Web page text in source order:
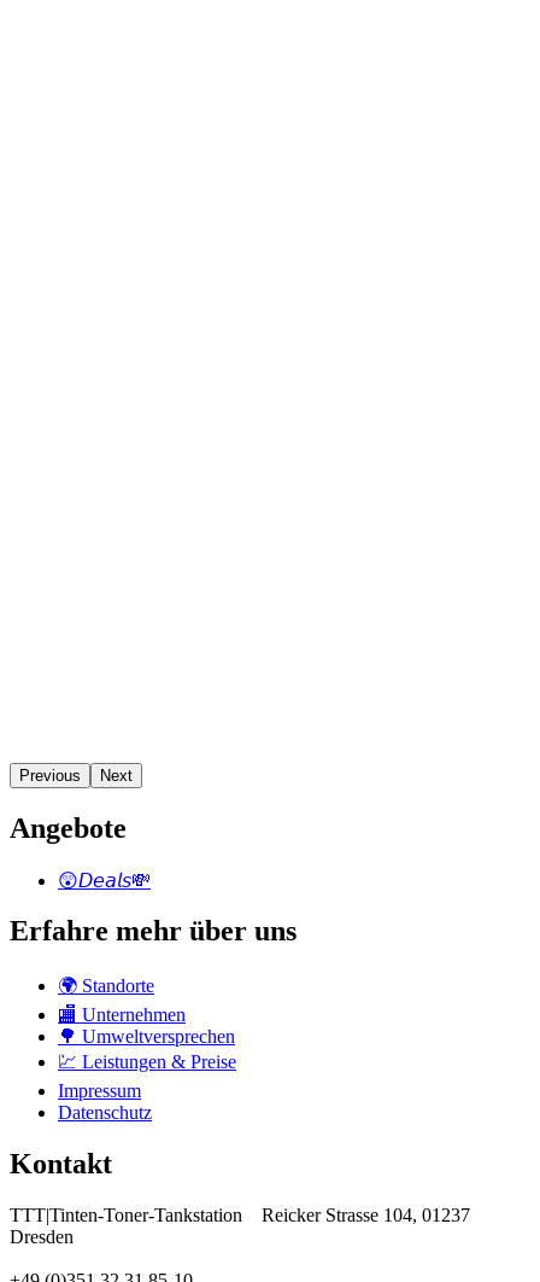
Previous Next
Angebote
😲𝘋𝘦𝘢𝘭𝘴💸
Erfahre mehr über uns
🌍 Standorte
🏬 Unternehmen
🌳 Umweltversprechen
💹 Leistungen & Preise
Impressum
Datenschutz
Kontakt
TTT|Tinten-Toner-Tankstation
Reicker Strasse 104, 01237
Dresden